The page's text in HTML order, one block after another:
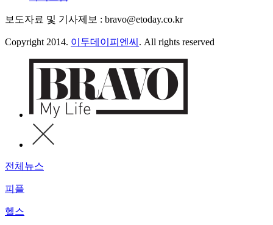
보도자료 및 기사제보 : bravo@etoday.co.kr
Copyright 2014. 이투데이피엔씨 . All rights reserved
전체뉴스
피플
헬스